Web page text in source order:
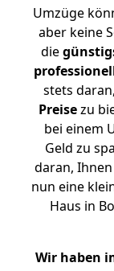
Umzüge
aber keine
die
stets
Preisezu
bei einem
Geld zu
daran,
nun eine
Haus in
Wir haben